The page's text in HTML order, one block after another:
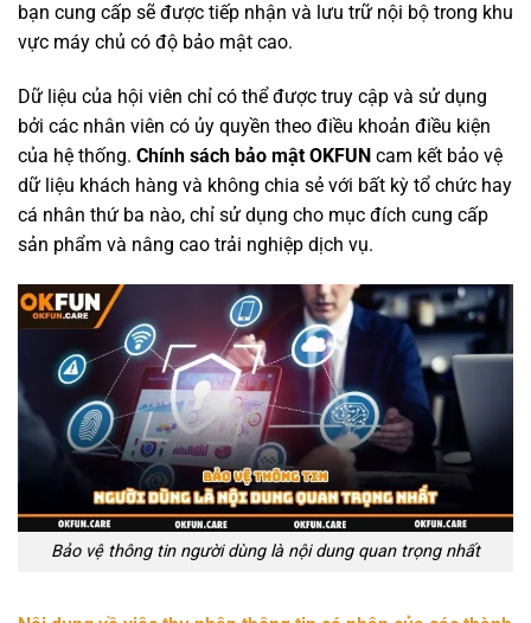
bạn cung cấp sẽ được tiếp nhận và lưu trữ nội bộ trong khu
vực máy chủ có độ bảo mật cao.
Dữ liệu của hội viên chỉ có thể được truy cập và sử dụng
bởi các nhân viên có ủy quyền theo điều khoản điều kiện
của hệ thống. Chính sách bảo mật OKFUN cam kết bảo vệ
dữ liệu khách hàng và không chia sẻ với bất kỳ tổ chức hay
cá nhân thứ ba nào, chỉ sử dụng cho mục đích cung cấp
sản phẩm và nâng cao trải nghiệp dịch vụ.
Bảo vệ thông tin người dùng là nội dung quan trọng nhất